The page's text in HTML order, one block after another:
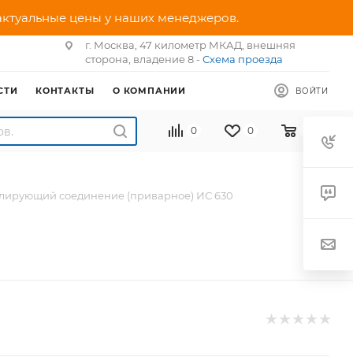
цены у наших менеджеров.
г. Москва, 47 километр МКАД, внешняя
сторона, владение 8 - Схема проезда
ВОЙТИ
КОНТАКТЫ О КОМПАНИИ
0 0
соединение (приварное) ИС 630